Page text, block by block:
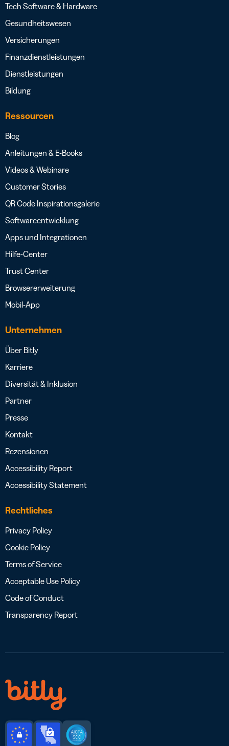
Tech Software & Hardware
Gesundheitswesen
Versicherungen
Finanzdienstleistungen
Dienstleistungen
Bildung
Ressourcen
Blog
Anleitungen & E-Books
Videos & Webinare
Customer Stories
QR Code Inspirationsgalerie
Softwareentwicklung
Apps und Integrationen
Hilfe-Center
Trust Center
Browsererweiterung
Mobil-App
Unternehmen
Über Bitly
Karriere
Diversität & Inklusion
Partner
Presse
Kontakt
Rezensionen
Accessibility Report
Accessibility Statement
Rechtliches
Privacy Policy
Cookie Policy
Terms of Service
Acceptable Use Policy
Code of Conduct
Transparency Report